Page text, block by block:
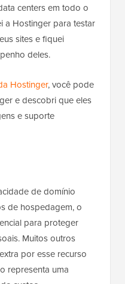
centers em todo o
a Hostinger para testar
sites e fiquei
deles.
Hostinger, você pode
e descobri que eles
e suporte
de domínio
de hospedagem, o
para proteger
Muitos outros
por esse recurso
representa uma